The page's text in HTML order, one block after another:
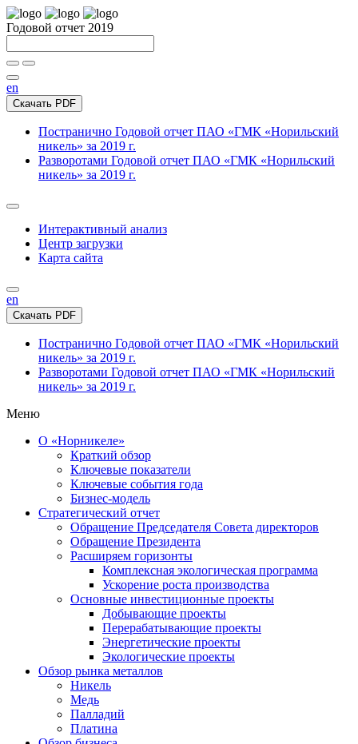
Годовой отчет 2019
en
Скачать PDF
Постранично Годовой отчет ПАО «ГМК «Норильский
никель» за 2019 г.
Разворотами Годовой отчет ПАО «ГМК «Норильский
никель» за 2019 г.
Интерактивный анализ
Центр загрузки
Карта сайта
en
Скачать PDF
Постранично Годовой отчет ПАО «ГМК «Норильский
никель» за 2019 г.
Разворотами Годовой отчет ПАО «ГМК «Норильский
никель» за 2019 г.
Меню
О «Норникеле»
Краткий обзор
Ключевые показатели
Ключевые события года
Бизнес-модель
Стратегический отчет
Обращение Председателя Совета директоров
Обращение Президента
Расширяем горизонты
Комплексная экологическая программа
Ускорение роста производства
Основные инвестиционные проекты
Добывающие проекты
Перерабатывающие проекты
Энергетические проекты
Экологические проекты
Обзор рынка металлов
Никель
Медь
Палладий
Платина